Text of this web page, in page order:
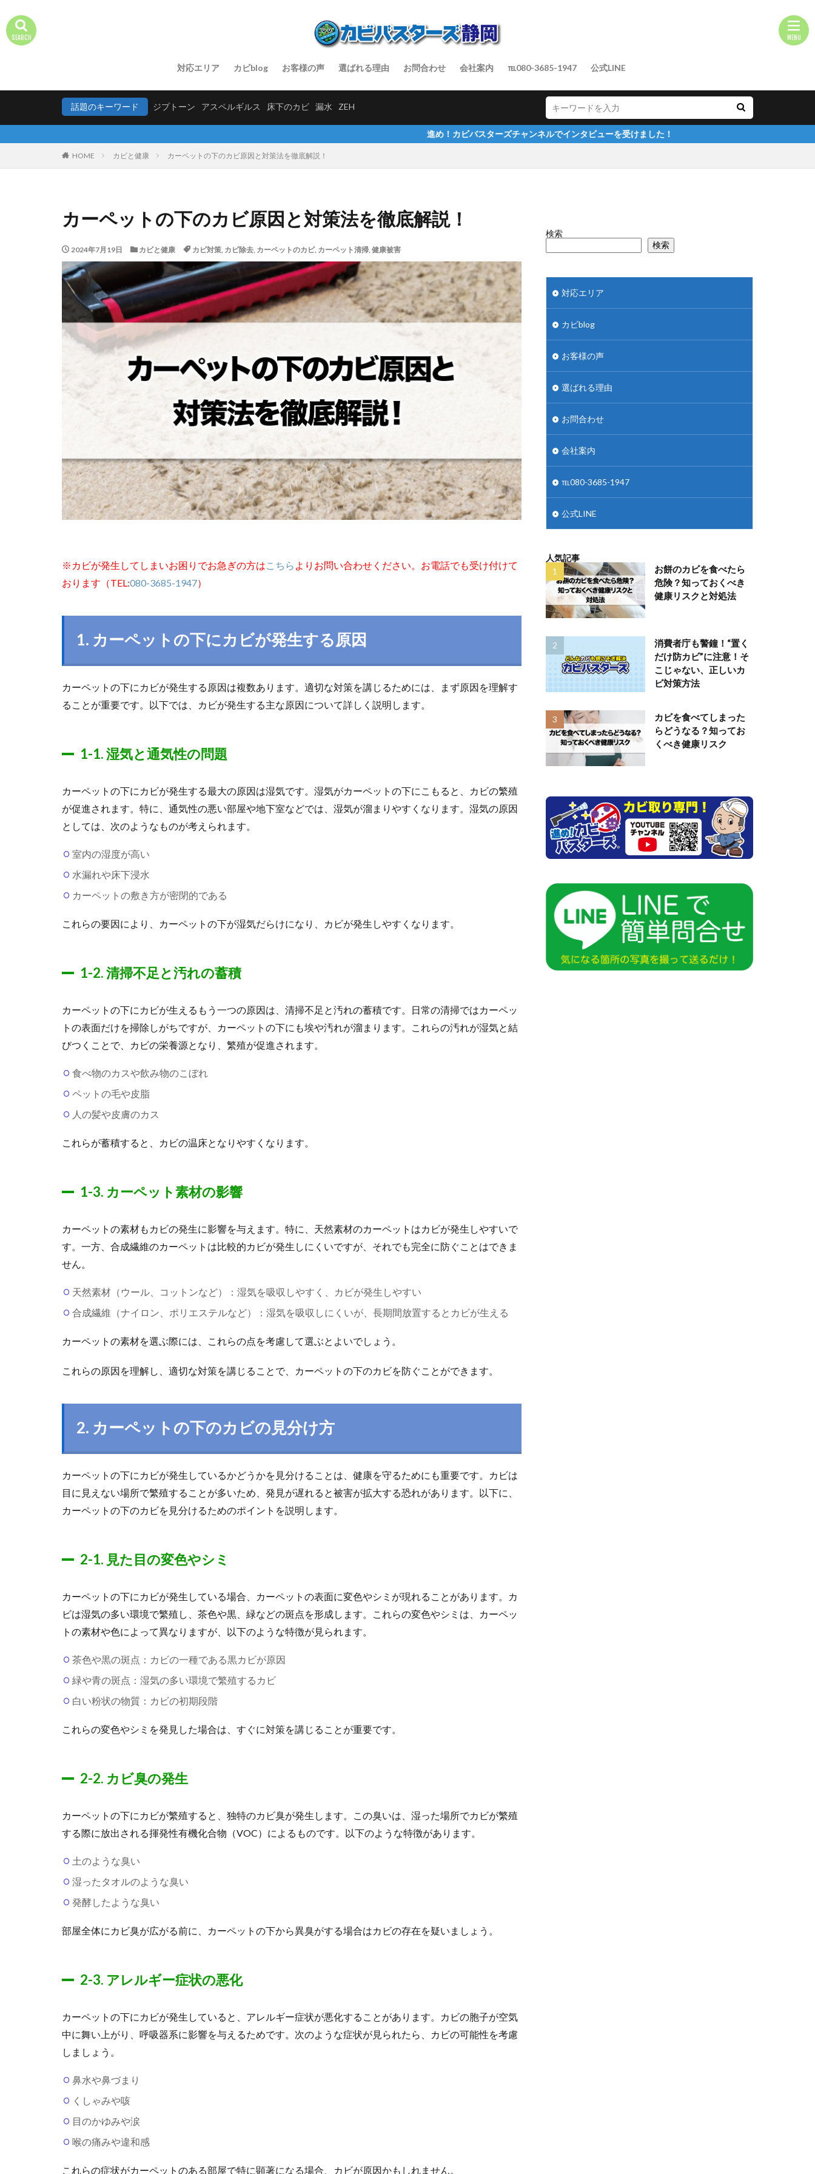
対応エリア カビblog お客様の声 選ばれる理由 お問合わせ 会社案内 ℡080-3685-1947 公式LINE
話題のキーワード ジプトーン アスペルギルス 床下のカビ 漏水 ZEH
進め！カビバスターズチャンネルでインタビューを受けました！
HOME カビと健康 カーペットの下のカビ原因と対策法を徹底解説！
カーペットの下のカビ原因と対策法を徹底解説！
2024年7月19日 カビと健康 カビ対策, カビ除去, カーペットのカビ, カーペット清掃, 健康被害
※カビが発生してしまいお困りでお急ぎの方はこちら よりお問い合わせください。お電話でも受け付けて
おります（TEL:080-3685-1947）
1. カーペットの下にカビが発生する原因
カーペットの下にカビが発生する原因は複数あります。適切な対策を講じるためには、まず原因を理解す
ることが重要です。以下では、カビが発生する主な原因について詳しく説明します。
1-1. 湿気と通気性の問題
カーペットの下にカビが発生する最大の原因は湿気です。湿気がカーペットの下にこもると、カビの繁殖
が促進されます。特に、通気性の悪い部屋や地下室などでは、湿気が溜まりやすくなります。湿気の原因
としては、次のようなものが考えられます。
室内の湿度が高い
水漏れや床下浸水
カーペットの敷き方が密閉的である
これらの要因により、カーペットの下が湿気だらけになり、カビが発生しやすくなります。
1-2. 清掃不足と汚れの蓄積
カーペットの下にカビが生えるもう一つの原因は、清掃不足と汚れの蓄積です。日常の清掃ではカーペッ
トの表面だけを掃除しがちですが、カーペットの下にも埃や汚れが溜まります。これらの汚れが湿気と結
びつくことで、カビの栄養源となり、繁殖が促進されます。
食べ物のカスや飲み物のこぼれ
ペットの毛や皮脂
人の髪や皮膚のカス
これらが蓄積すると、カビの温床となりやすくなります。
1-3. カーペット素材の影響
カーペットの素材もカビの発生に影響を与えます。特に、天然素材のカーペットはカビが発生しやすいで
す。一方、合成繊維のカーペットは比較的カビが発生しにくいですが、それでも完全に防ぐことはできま
せん。
天然素材（ウール、コットンなど）：湿気を吸収しやすく、カビが発生しやすい
合成繊維（ナイロン、ポリエステルなど）：湿気を吸収しにくいが、長期間放置するとカビが生える
カーペットの素材を選ぶ際には、これらの点を考慮して選ぶとよいでしょう。
これらの原因を理解し、適切な対策を講じることで、カーペットの下のカビを防ぐことができます。
2. カーペットの下のカビの見分け方
カーペットの下にカビが発生しているかどうかを見分けることは、健康を守るためにも重要です。カビは
目に見えない場所で繁殖することが多いため、発見が遅れると被害が拡大する恐れがあります。以下に、
カーペットの下のカビを見分けるためのポイントを説明します。
2-1. 見た目の変色やシミ
カーペットの下にカビが発生している場合、カーペットの表面に変色やシミが現れることがあります。カ
ビは湿気の多い環境で繁殖し、茶色や黒、緑などの斑点を形成します。これらの変色やシミは、カーペッ
トの素材や色によって異なりますが、以下のような特徴が見られます。
茶色や黒の斑点：カビの一種である黒カビが原因
緑や青の斑点：湿気の多い環境で繁殖するカビ
白い粉状の物質：カビの初期段階
これらの変色やシミを発見した場合は、すぐに対策を講じることが重要です。
2-2. カビ臭の発生
カーペットの下にカビが繁殖すると、独特のカビ臭が発生します。この臭いは、湿った場所でカビが繁殖
する際に放出される揮発性有機化合物（VOC）によるものです。以下のような特徴があります。
土のような臭い
湿ったタオルのような臭い
発酵したような臭い
部屋全体にカビ臭が広がる前に、カーペットの下から異臭がする場合はカビの存在を疑いましょう。
2-3. アレルギー症状の悪化
カーペットの下にカビが発生していると、アレルギー症状が悪化することがあります。カビの胞子が空気
中に舞い上がり、呼吸器系に影響を与えるためです。次のような症状が見られたら、カビの可能性を考慮
しましょう。
鼻水や鼻づまり
くしゃみや咳
目のかゆみや涙
喉の痛みや違和感
これらの症状がカーペットのある部屋で特に顕著になる場合、カビが原因かもしれません。
検索
検索
対応エリア
カビblog
お客様の声
選ばれる理由
お問合わせ
会社案内
℡080-3685-1947
公式LINE
人気記事
お餅のカビを食べたら
危険？知っておくべき
健康リスクと対処法
消費者庁も警鐘！“置く
だけ防カビ”に注意！そ
こじゃない、正しいカ
ビ対策方法
カビを食べてしまった
らどうなる？知ってお
くべき健康リスク